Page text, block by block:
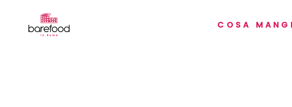
COSA